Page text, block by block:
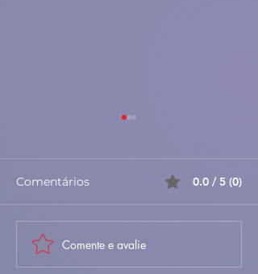
🎃✨ Azevias de
Abóbora à Antiga –
Comentários 0.0 / 5 (0)
Comente e avalie